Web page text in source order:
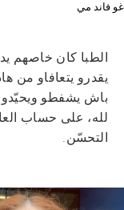
غو فاند مي
الطبا كان خاصهم
يقدرو يتعافاو من
باش يشفطو ويحيّدو
لله، على حساب
التحسّن.